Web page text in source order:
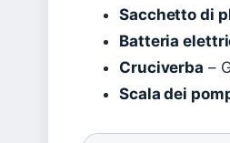
Sacchetto di
Batteria
Cruciverba –
Scala dei